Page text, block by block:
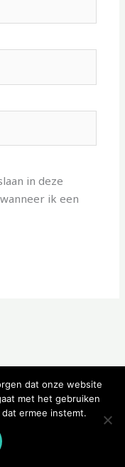
in deze
ik een
dat onze website
met het gebruiken
ermee instemt.